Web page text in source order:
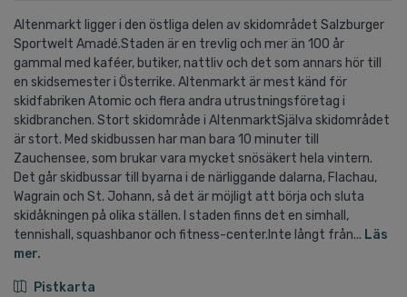
Altenmarkt ligger i den östliga delen av skidområdet Salzburger
Sportwelt Amadé.Staden är en trevlig och mer än 100 år
gammal med kaféer, butiker, nattliv och det som annars hör till
en skidsemester i Österrike. Altenmarkt är mest känd för
skidfabriken Atomic och flera andra utrustningsföretag i
skidbranchen. Stort skidområde i AltenmarktSjälva skidområdet
är stort. Med skidbussen har man bara 10 minuter till
Zauchensee, som brukar vara mycket snösäkert hela vintern.
Det går skidbussar till byarna i de närliggande dalarna, Flachau,
Wagrain och St. Johann, så det är möjligt att börja och sluta
skidåkningen på olika ställen. I staden finns det en simhall,
tennishall, squashbanor och fitness-center.Inte långt från... Läs
mer.
Pistkarta